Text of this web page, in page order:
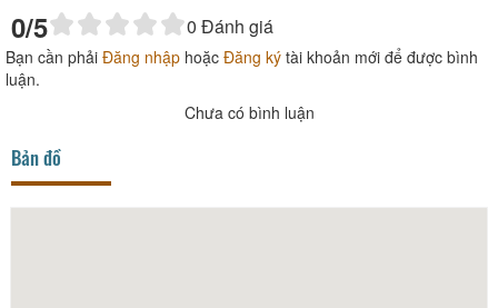
0/5 0 Đánh giá
Bạn cần phải Đăng nhập hoặc Đăng ký tài khoản mới để được bình
luận.
Chưa có bình luận
Bản đồ